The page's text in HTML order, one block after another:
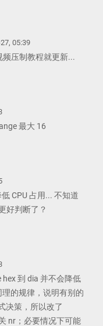
05:39
频压制教程就更新...
最大 16
CPU 占用... 不知道
好判断了？
到 dia 并不会降低
理的规律，说明有别的
决策，所以改了
nr；必要情况下可能